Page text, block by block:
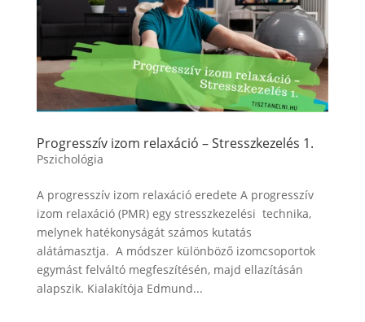
Progresszív izom relaxáció – Stresszkezelés 1.
Pszichológia
A progresszív izom relaxáció eredete A progresszív
izom relaxáció (PMR) egy stresszkezelési technika,
melynek hatékonyságát számos kutatás
alátámasztja. A módszer különböző izomcsoportok
egymást felváltó megfeszítésén, majd ellazításán
alapszik. Kialakítója Edmund...